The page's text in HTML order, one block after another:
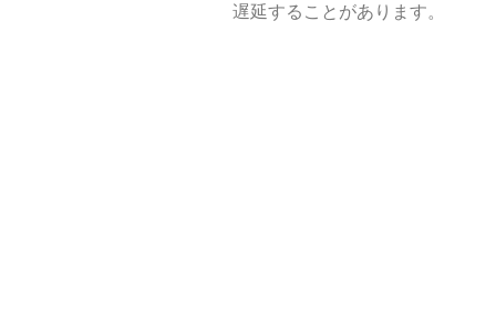
遅延することがあります。